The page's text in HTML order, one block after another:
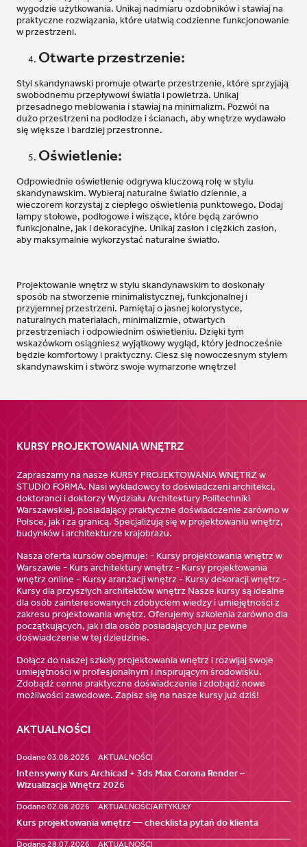
wygodzie użytkowania. Unikaj nadmiaru ozdobników i stawiaj na
praktyczne rozwiązania, które ułatwią codzienne funkcjonowanie
w przestrzeni.
Otwarte przestrzenie:
Styl skandynawski promuje otwarte przestrzenie, które sprzyjają
swobodnemu przepływowi światła i powietrza. Unikaj
przesadnego meblowania i stawiaj na minimalizm. Pozwól na
dużo przestrzeni na podłodze i ścianach, aby wnętrze wydawało
się większe i bardziej przestronne.
Oświetlenie:
Odpowiednie oświetlenie odgrywa kluczową rolę w stylu
skandynawskim. Wybieraj naturalne światło dziennie, a
wieczorem korzystaj z ciepłego oświetlenia punktowego. Dodaj
lampy stołowe, podłogowe i wiszące, które będą zarówno
funkcjonalne, jak i dekoracyjne. Unikaj zasłon i ciężkich zasłon,
aby maksymalnie wykorzystać naturalne światło.
Projektowanie wnętrz w stylu skandynawskim to doskonały
sposób na stworzenie minimalistycznej, funkcjonalnej i
przyjemnej przestrzeni. Pamiętaj o jasnej kolorystyce,
naturalnych materiałach, minimalizmie, otwartych
przestrzeniach i odpowiednim oświetleniu. Dzięki tym
wskazówkom osiągniesz wyjątkowy wygląd, który jednocześnie
będzie komfortowy i praktyczny. Ciesz się nowoczesnym stylem
skandynawskim i stwórz swoje wymarzone wnętrze!
KURSY PROJEKTOWANIA WNĘTRZ
Zapraszamy na nasze KURSY PROJEKTOWANIA WNĘTRZ w
STUDIO FORMA. Nasi wykładowcy to doświadczeni architekci,
doktoranci i doktorzy Wydziału Architektury Politechniki
Warszawskiej, posiadający praktyczne doświadczenie zarówno w
Polsce, jak i za granicą. Specjalizują się w projektowaniu wnętrz,
budynków i architekturze krajobrazu.
Nasza oferta kursów obejmuje: - Kursy projektowania wnętrz w
Warszawie - Kurs architektury wnętrz - Kursy projektowania
wnętrz online - Kursy aranżacji wnętrz - Kursy dekoracji wnętrz -
Kursy dla przyszłych architektów wnętrz Nasze kursy są idealne
dla osób zainteresowanych zdobyciem wiedzy i umiejętności z
zakresu projektowania wnętrz. Oferujemy szkolenia zarówno dla
początkujących, jak i dla osób posiadających już pewne
doświadczenie w tej dziedzinie.
Dołącz do naszej szkoły projektowania wnętrz i rozwijaj swoje
umiejętności w profesjonalnym i inspirującym środowisku.
Zdobądź cenne praktyczne doświadczenie i zdobądź nowe
możliwości zawodowe. Zapisz się na nasze kursy już dziś!
AKTUALNOŚCI
Dodano 03.08.2026 AKTUALNOŚCI
Intensywny Kurs Archicad + 3ds Max Corona Render –
Wizualizacja Wnętrz 2026
Dodano 02.08.2026 AKTUALNOŚCIARTYKUŁY
Kurs projektowania wnętrz — checklista pytań do klienta
Dodano 28.07.2026 AKTUALNOŚCI